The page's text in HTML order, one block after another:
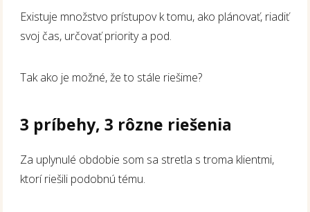
Existuje množstvo prístupov k tomu, ako plánovať, riadiť
svoj čas, určovať priority a pod.
Tak ako je možné, že to stále riešime?
3 príbehy, 3 rôzne riešenia
Za uplynulé obdobie som sa stretla s troma klientmi,
ktorí riešili podobnú tému.